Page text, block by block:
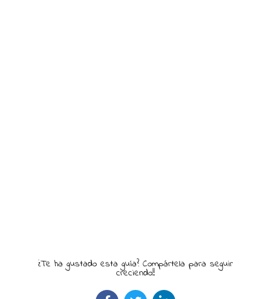
¿Te ha gustado esta guía? Compártela para seguir
creciendo!!